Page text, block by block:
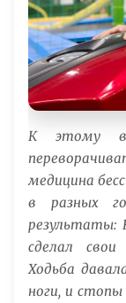
К этому
медицина
в разных
результаты:
сделал
Ходьба
ноги, и